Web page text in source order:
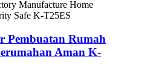
Pembuatan Rumah
Aman K-